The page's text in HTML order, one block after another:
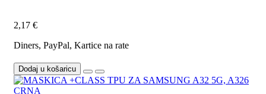
2,17 €
Diners, PayPal, Kartice na rate
Dodaj u košaricu